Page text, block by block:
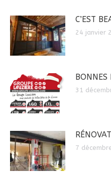
C’EST
24 janvier
BONNES
31
7